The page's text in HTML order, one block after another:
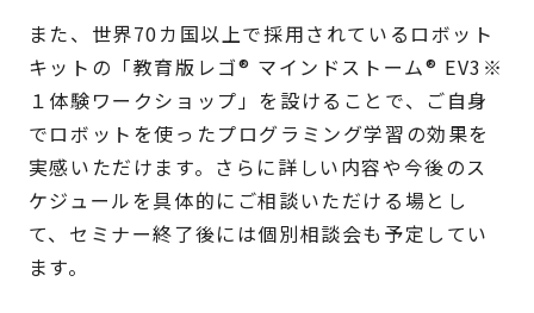
また、世界70カ国以上で採用されているロボット
キットの「教育版レゴ® マインドストーム® EV3※
１体験ワークショップ」を設けることで、ご自身
でロボットを使ったプログラミング学習の効果を
実感いただけます。さらに詳しい内容や今後のス
ケジュールを具体的にご相談いただける場とし
て、セミナー終了後には個別相談会も予定してい
ます。